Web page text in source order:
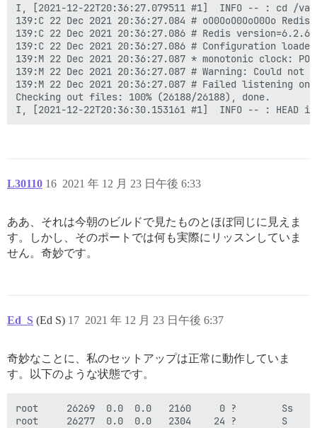
I, [2021-12-22T20:36:27.079511 #1]  INFO -- : cd /
139:C 22 Dec 2021 20:36:27.084 # oO0OoO0OoO0Oo
139:C 22 Dec 2021 20:36:27.086 # Redis
139:C 22 Dec 2021 20:36:27.086 # Configuration loaded
139:M 22 Dec 2021 20:36:27.087 * monotonic clock:
139:M 22 Dec 2021 20:36:27.087 # Warning: Could
139:M 22 Dec 2021 20:36:27.087 # Failed listening
Checking out files: 100% (26188/26188), done.
L30110 2021 年 12 月 23 日午後 6:33
16
ああ、それは今朝のビルドで見たものとほぼ同じに見えま
す。しかし、そのポートでは何も実際にリッスンしていま
せん。奇妙です。
Ed_S (Ed S) 2021 年 12 月 23 日午後 6:37
17
奇妙なことに、私のセットアップは正常に動作していま
す。以下のような状態です。
root     26269  0.0  0.0   2160     0 ?        Ss
root     26277  0.0  0.0   2304    24 ?        S